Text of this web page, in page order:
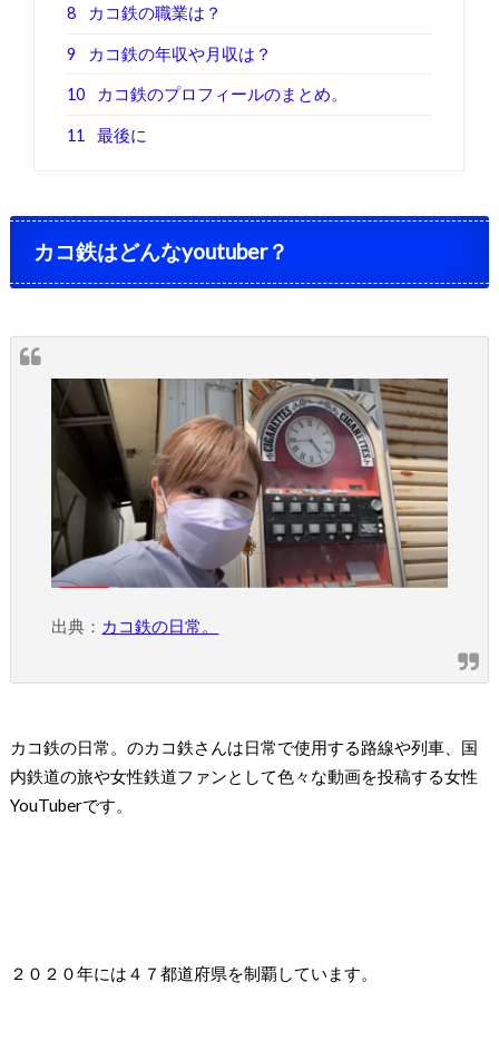
8 カコ鉄の職業は？
9 カコ鉄の年収や月収は？
10 カコ鉄のプロフィールのまとめ。
11 最後に
カコ鉄はどんなyoutuber？
出典： カコ鉄の日常。
カコ鉄の日常。のカコ鉄さんは日常で使用する路線や列車、国
内鉄道の旅や女性鉄道ファンとして色々な動画を投稿する女性
YouTuberです。
２０２０年には４７都道府県を制覇しています。